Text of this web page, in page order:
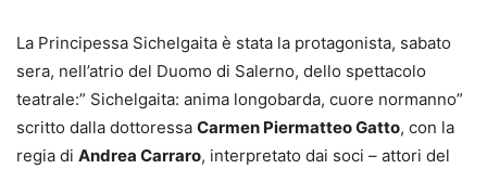
La Principessa Sichelgaita è stata la protagonista, sabato
sera, nell’atrio del Duomo di Salerno, dello spettacolo
teatrale:” Sichelgaita: anima longobarda, cuore normanno”
scritto dalla dottoressa Carmen Piermatteo Gatto, con la
regia di Andrea Carraro, interpretato dai soci – attori del